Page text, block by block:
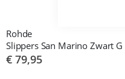
Rohde
Slippers San Marino Zwart G
€ 79,95